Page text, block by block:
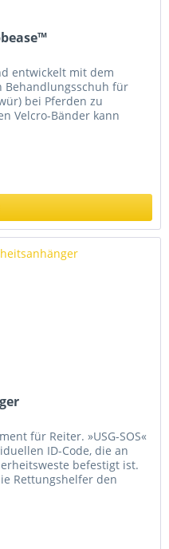
entwickelt mit dem
Behandlungsschuh für
bei Pferden zu
Velcro-Bänder kann
für Reiter. »USG-SOS«
ID-Code, die an
befestigt ist.
Rettungshelfer den